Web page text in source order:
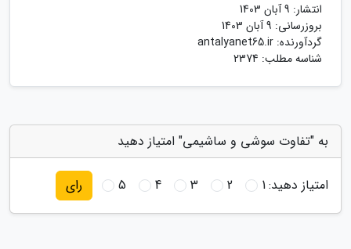
انتشار: 9 آبان 1403
بروزرسانی: 9 آبان 1403
گردآورنده: antalyanet65.ir
شناسه مطلب: 2374
به "تفاوت سوشی و ساشیمی" امتیاز دهید
امتیاز دهید:1
2
3
4
5 رای